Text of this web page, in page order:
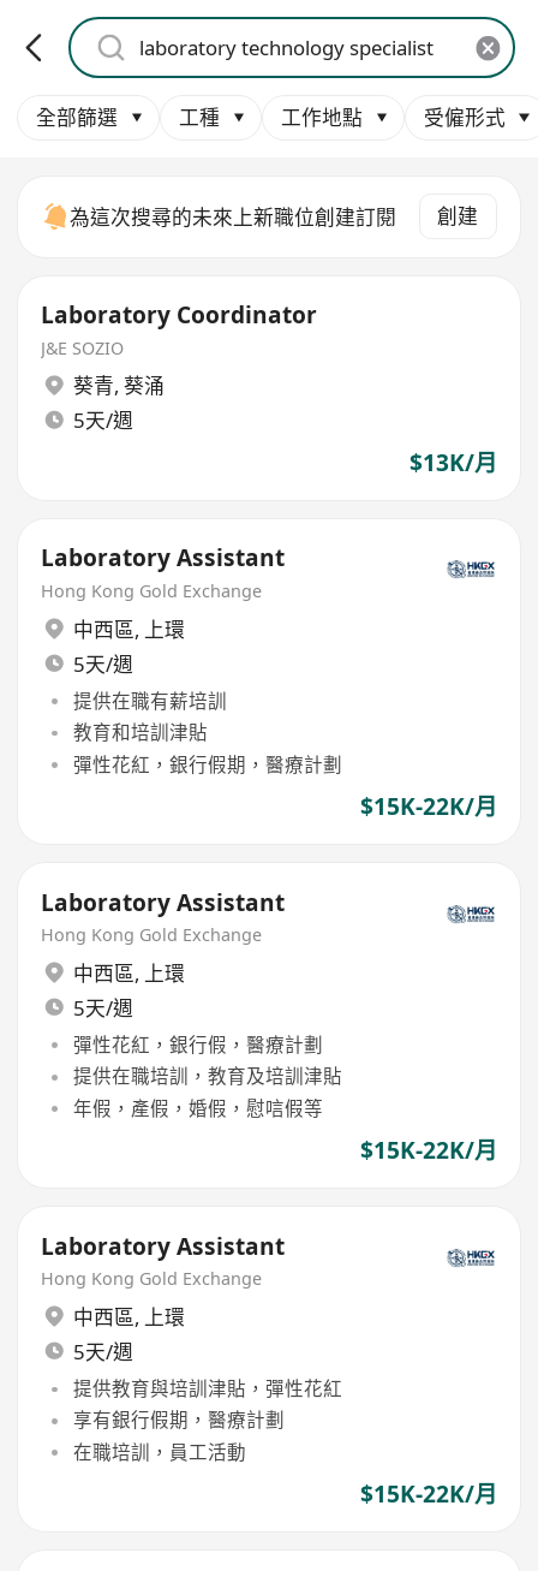
全部篩選 工種 工作地點 受僱形式
為這次搜尋的未來上新職位創建訂閱 創建
Laboratory Coordinator
J&E SOZIO
葵青, 葵涌
5天/週
$13K/月
Laboratory Assistant
Hong Kong Gold Exchange
中西區, 上環
5天/週
提供在職有薪培訓
教育和培訓津貼
彈性花紅，銀行假期，醫療計劃
$15K-22K/月
Laboratory Assistant
Hong Kong Gold Exchange
中西區, 上環
5天/週
彈性花紅，銀行假，醫療計劃
提供在職培訓，教育及培訓津貼
年假，產假，婚假，慰唁假等
$15K-22K/月
Laboratory Assistant
Hong Kong Gold Exchange
中西區, 上環
5天/週
提供教育與培訓津貼，彈性花紅
享有銀行假期，醫療計劃
在職培訓，員工活動
$15K-22K/月